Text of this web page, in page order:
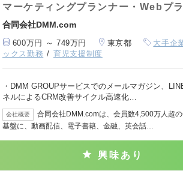
マーケティングプランナー・Webプ
合同会社DMM.com
600万円 ～ 749万円 東京都 大手企
ックス勤務
育児支援制度
・DMM GROUPサービスでのメールマガジン、
ネルによるCRM改善サイクル高速化…
会社概要
合同会社DMM.comは、会員数4,500万人超
基盤に、動画配信、電子書籍、金融、英会話…
興味あり